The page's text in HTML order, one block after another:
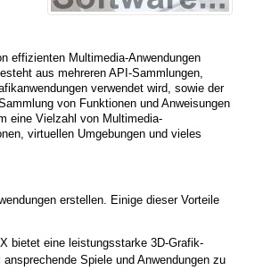
effizienten Multimedia-Anwendungen
aus mehreren API-Sammlungen,
verwendet wird, sowie der
von Funktionen und Anweisungen
eine Vielzahl von Multimedia-
virtuellen Umgebungen und vieles
erstellen. Einige dieser Vorteile
bietet eine leistungsstarke 3D-Grafik-
Spiele und Anwendungen zu